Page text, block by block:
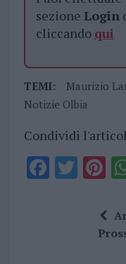
sezione Login
cliccando qui
TEMI: Maurizio
Notizie Olbia
Condividi
F T
te